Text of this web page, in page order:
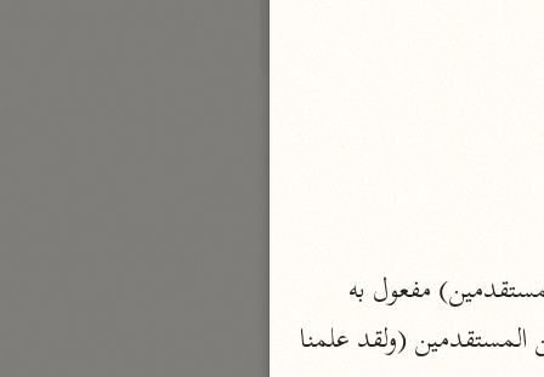
جامع البيان
الإيجي (٩٠٥ هـ)